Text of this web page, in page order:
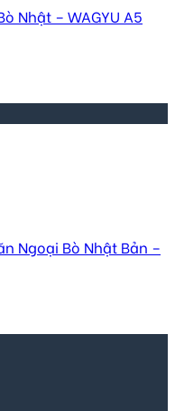
Nhật – WAGYU A5
Ngoại Bò Nhật Bản –